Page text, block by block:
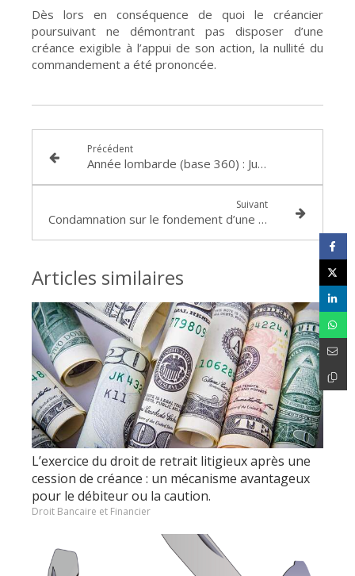
Dès lors en conséquence de quoi le créancier
poursuivant ne démontrant pas disposer d’une
créance exigible à l’appui de son action, la nullité du
commandement a été prononcée.
Précédent
Année lombarde (base 360) : Jugement du Tribunal de Grande Instance de SAINT ETIENNE du 13 septembre 2016
Suivant
Condamnation sur le fondement d’une reconnaissance de dette malgré le caractère incomplet de la mention manuscrite : décision du Tribunal de Grande Instance de BOURG-EN BRESSE en date du 12 Juillet 2016
Articles similaires
L’exercice du droit de retrait litigieux après une
cession de créance : un mécanisme avantageux
pour le débiteur ou la caution.
Droit Bancaire et Financier